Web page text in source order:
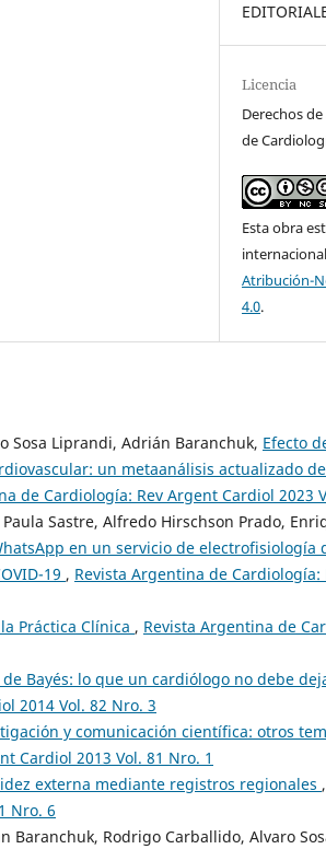
Licencia
Derechos
de
Esta obra
Atribución-
4.0.
Sosa Liprandi, Adrián Baranchuk, Efecto
un metaanálisis actualizado
de Cardiología: Rev Argent Cardiol 2023
Sastre, Alfredo Hirschson Prado,
en un servicio de
19 , Revista Argentina de Cardiología:
Práctica Clínica , Revista Argentina de
Bayés: lo que un cardiólogo no debe
2014 Vol. 82 Nro. 3
y comunicación científica: otros
Cardiol 2013 Vol. 81 Nro. 1
externa mediante registros regionales ,
Nro. 6
Baranchuk, Rodrigo Carballido, Alvaro